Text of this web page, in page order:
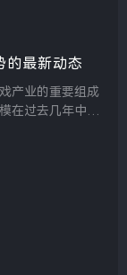
的最新动态
产业的重要组成
在过去几年中持
变化的共同作